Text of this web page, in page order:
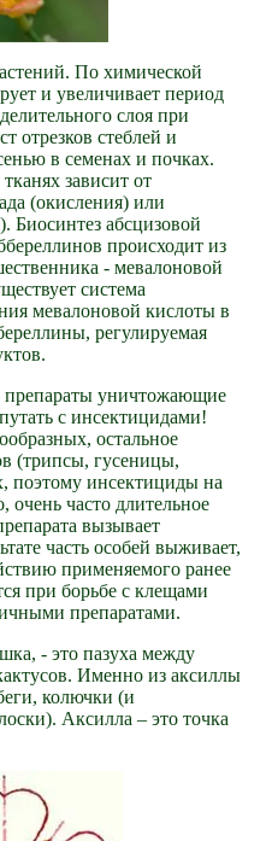
По химической
и увеличивает период
слоя при
отрезков стеблей и
в семенах и почках.
зависит от
(окисления) или
Биосинтез абсцизовой
происходит из
- мевалоновой
система
мевалоновой кислоты в
регулируемая
препараты уничтожающие
с инсектицидами!
остальное
(трипсы, гусеницы,
поэтому инсектициды на
очень часто длительное
вызывает
часть особей выживает,
применяемого ранее
при борьбе с клещами
препаратами.
- это пазуха между
Именно из аксиллы
колючки (и
Аксилла – это точка